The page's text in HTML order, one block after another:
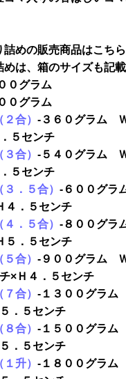
めの販売商品はこち
は、箱のサイズも記載
０グラム
０グラム
合） -３６０グラム
５センチ
合） -５４０グラム
５センチ
．５合） -６００グラ
４．５センチ
．５合） -８００グラ
５．５センチ
合） -９００グラム
×Ｈ４．５センチ
合） -１３００グラ
．５センチ
合） -１５００グラ
．５センチ
升） -１８００グラ